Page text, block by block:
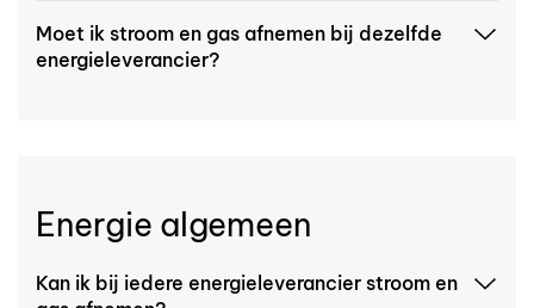
Moet ik stroom en gas afnemen bij dezelfde
energieleverancier?
Energie algemeen
Kan ik bij iedere energieleverancier stroom en